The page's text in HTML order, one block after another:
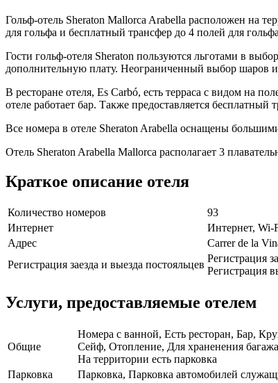
Гольф-отель Sheraton Mallorca Arabella расположен на
для гольфа и бесплатный трансфер до 4 полей для
Гости гольф-отеля Sheraton пользуются льготами в
дополнительную плату. Неограниченный выбор шаров
В ресторане отеля, Es Carbó, есть терраса с видом на
отеле работает бар. Также предоставляется
Все номера в отеле Sheraton Arabella оснащены
Отель Sheraton Arabella Mallorca располагает 3
Краткое описание отеля
Количество номеров
93
Интернет
Интернет, Wi-
Адрес
Carrer de la
Регистрация заезда и выезда постояльцев
Регистрация
Регистрация
Услуги, предоставляемые отелем
Общие
Номера с ванной, Есть ресторан, Бар,
Сейф, Отопление, Для храненения
На территории есть парковка
Парковка
Парковка, Парковка автомобилей